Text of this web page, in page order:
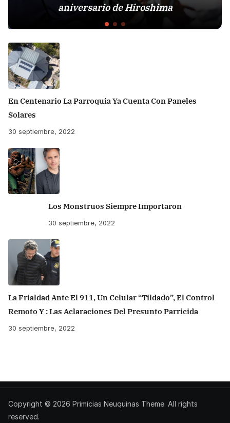
aniversario de Hiroshima
En Centenario La Parroquia Ya Cuenta Con Paneles
Solares
30 septiembre, 2022
Los Monstruos Siempre Importaron
30 septiembre, 2022
La Frialdad Ante El 911, Un Celular “tildado”, El Control
Remoto Y : Las Aclaraciones Del Presunto Parricida
30 septiembre, 2022
Copyright © 2026 Primicias Neuquinas Theme. All rights
reserved.